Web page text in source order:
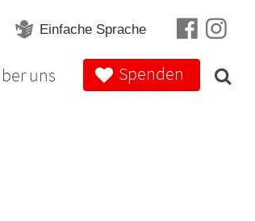
uns Spenden
Einfache Sprache